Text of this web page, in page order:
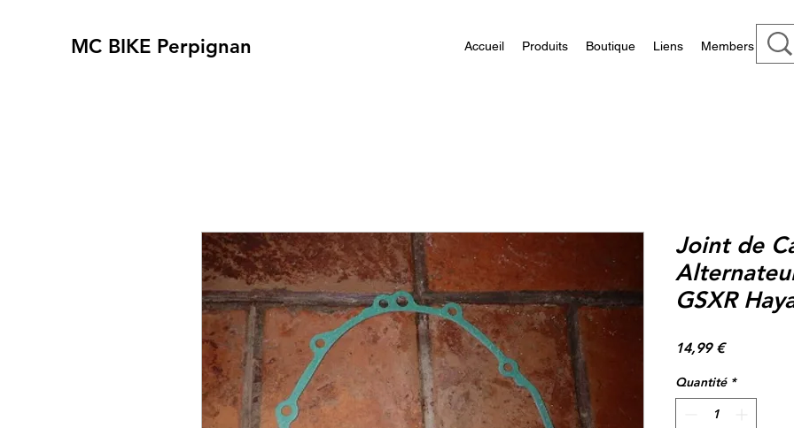
MC BIKE Perpignan Accueil Produits Boutique Liens Members
Joint de
GSXR
14,99 €Prix
Quantité *